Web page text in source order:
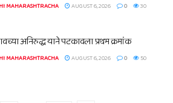
MAHARASHTRACHA AUGUST 6, 2026 0 30
अनिरुद्ध याने पटकावला प्रथम क्रमांक
MAHARASHTRACHA AUGUST 6, 2026 0 50